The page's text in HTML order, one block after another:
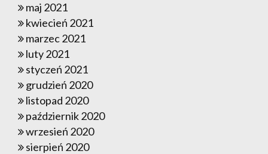
maj 2021
kwiecień 2021
marzec 2021
luty 2021
styczeń 2021
grudzień 2020
listopad 2020
październik 2020
wrzesień 2020
sierpień 2020